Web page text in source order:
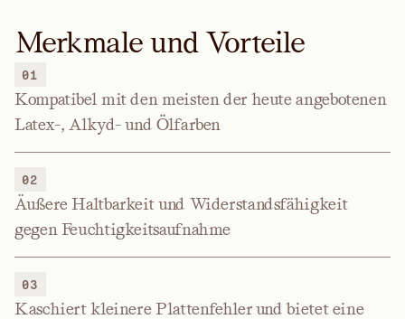
Merkmale und Vorteile
01
Kompatibel mit den meisten der heute angebotenen
Latex-, Alkyd- und Ölfarben
02
Äußere Haltbarkeit und Widerstandsfähigkeit
gegen Feuchtigkeitsaufnahme
03
Kaschiert kleinere Plattenfehler und bietet eine